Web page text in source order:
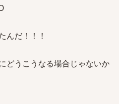
んだ！！！
どうこうなる場合じゃないか